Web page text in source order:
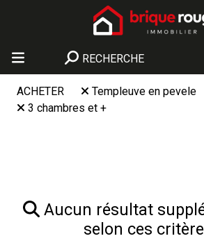
RECHERCHE
ACHETER
Templeuve en pevele
3 chambres et +
Aucun résultat
selon ces